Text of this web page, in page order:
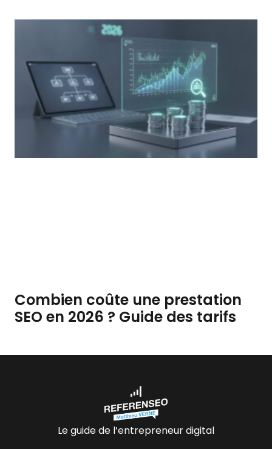
Combien coûte une prestation
SEO en 2026 ? Guide des tarifs
Le guide de l’entrepreneur digital